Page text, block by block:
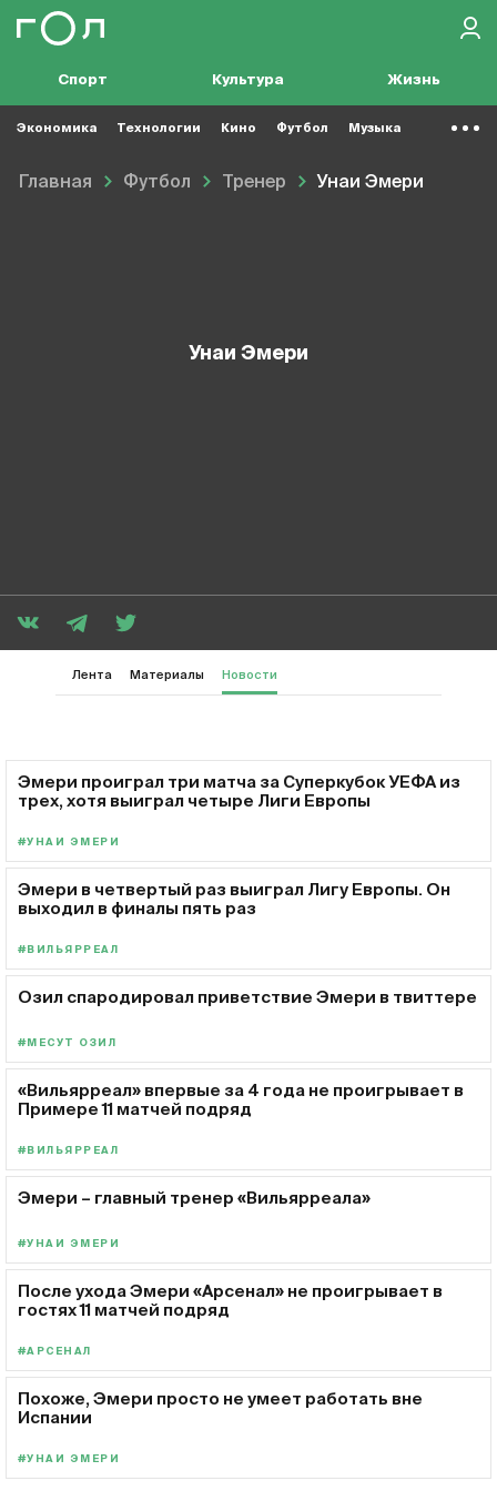
Спорт Культура Жизнь
Экономика Технологии Кино Футбол Музыка
Главная Футбол Тренер Унаи Эмери
Унаи Эмери
Лента Материалы Новости
Эмери проиграл три матча за Суперкубок УЕФА из
трех, хотя выиграл четыре Лиги Европы
#УНАИ ЭМЕРИ
Эмери в четвертый раз выиграл Лигу Европы. Он
выходил в финалы пять раз
#ВИЛЬЯРРЕАЛ
Озил спародировал приветствие Эмери в твиттере
#МЕСУТ ОЗИЛ
«Вильярреал» впервые за 4 года не проигрывает в
Примере 11 матчей подряд
#ВИЛЬЯРРЕАЛ
Эмери – главный тренер «Вильярреала»
#УНАИ ЭМЕРИ
После ухода Эмери «Арсенал» не проигрывает в
гостях 11 матчей подряд
#АРСЕНАЛ
Похоже, Эмери просто не умеет работать вне
Испании
#УНАИ ЭМЕРИ